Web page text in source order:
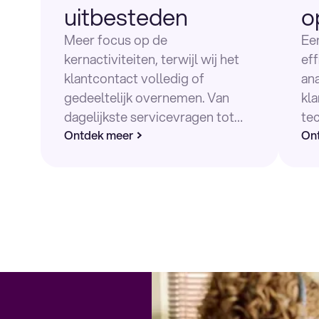
uitbesteden
Meer focus op de
kernactiviteiten, terwijl wij het
klantcontact volledig of
gedeeltelijk overnemen. Van
dagelijkste servicevragen tot
gesprekken waar kennis en
Ontdek meer